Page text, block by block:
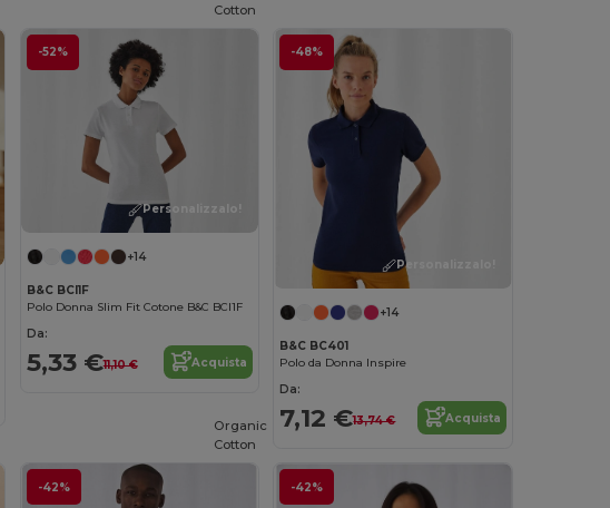
-52%
Personalizzalo!
+14
B&C BCI1F
Polo Donna Slim Fit Cotone B&C BCI1F
Da:
5,33 €11,10 € Acquista
-48%
Cotton
Personalizzalo!
+14
B&C BC401
Polo da Donna Inspire
Da:
7,12 €13,74 € Acquista
-42% -42%
Organic
Cotton